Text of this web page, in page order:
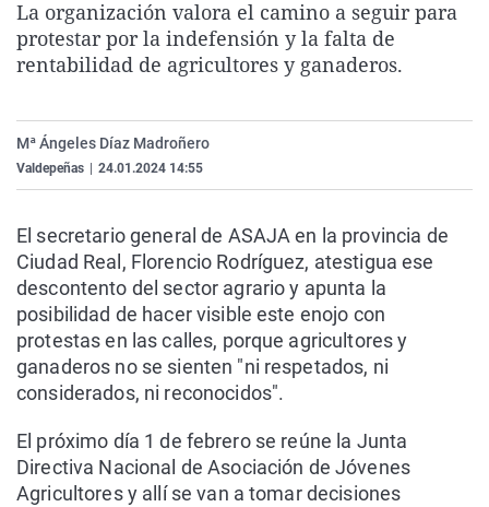
La rosa de los vientos
Gente viajera
Caso
Retornados
Extremadura
Galicia
Virales
Televisión
La organización valora el camino a seguir para
protestar por la indefensión y la falta de
rentabilidad de agricultores y ganaderos.
Mª Ángeles Díaz Madroñero
Valdepeñas 24.01.2024 14:55
El secretario general de ASAJA en la provincia de
Ciudad Real, Florencio Rodríguez, atestigua ese
descontento del sector agrario y apunta la
posibilidad de hacer visible este enojo con
protestas en las calles, porque agricultores y
ganaderos no se sienten "ni respetados, ni
considerados, ni reconocidos".
El próximo día 1 de febrero se reúne la Junta
Directiva Nacional de Asociación de Jóvenes
Agricultores y allí se van a tomar decisiones